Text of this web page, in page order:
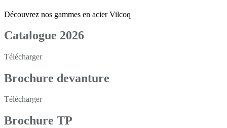
Découvrez nos gammes en acier Vilcoq
Catalogue 2026
Télécharger
Brochure devanture
Télécharger
Brochure TP